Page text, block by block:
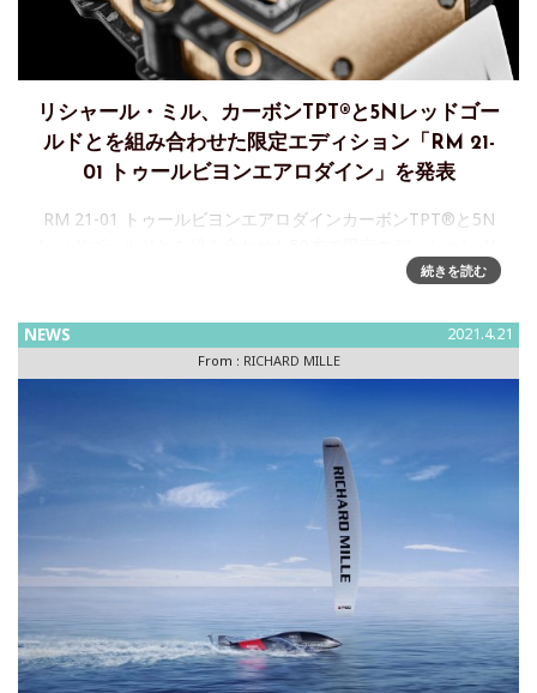
リシャール・ミル、カーボンTPT®と5Nレッドゴー
ルドとを組み合わせた限定エディション「RM 21-
01 トゥールビヨンエアロダイン」を発表
RM 21-01 トゥールビヨンエアロダインカーボンTPT®と5N
シャール・ミルが誇る高い品質は、その構造はもとより時計
続きを読む
NEWS 2021.4.21
From : RICHARD MILLE